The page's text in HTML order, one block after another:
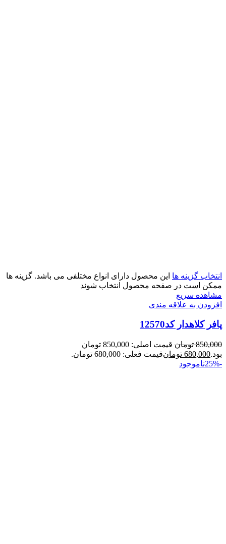
انتخاب گزینه ها این محصول دارای انواع مختلفی می باشد. گزینه ها
ممکن است در صفحه محصول انتخاب شوند
مشاهده سریع
افزودن به علاقه مندی
پافر کلاهدار کد12570
850,000 تومان
قیمت اصلی: 850,000 تومان
بود.680,000 تومانقیمت فعلی: 680,000 تومان.
-25%
ناموجود